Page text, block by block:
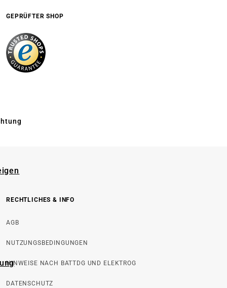
GEPRÜFTER SHOP
RECHTLICHES & INFO
AGB
NUTZUNGSBEDINGUNGEN
HINWEISE NACH BATTDG UND ELEKTROG
DATENSCHUTZ